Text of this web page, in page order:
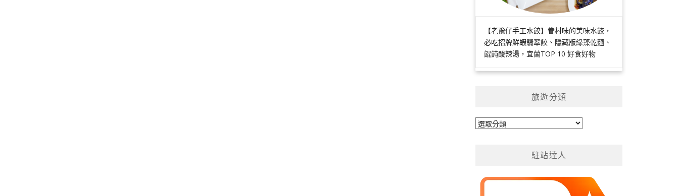
【老豫仔手工水餃】眷村味的美味水餃，
必吃招牌鮮蝦翡翠餃、隱藏版綠藻乾麵、
餛飩酸辣湯，宜蘭TOP 10 好食好物
旅遊分類
旅
駐站達人